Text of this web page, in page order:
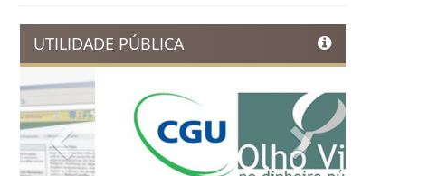
Ibimirim inicia contagem regressiva para
o Dia Municipal do Evangélico 2026
VER TODAS NOTÍCIAS